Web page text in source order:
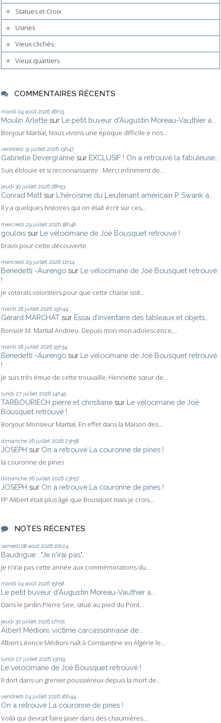
Statues et Croix
Usines
Vieux clichés
Vieux quartiers
COMMENTAIRES RÉCENTS
mardi 04 août 2026 16h13
Moulin Arlette sur Le petit buveur d'Augustin Moreau-Vauthier a...
Bonjour Martial, Nous vivons une époque difficile e nos...
vendredi 31 juillet 2026 13h47
Gabrielle Devergranne sur EXCLUSIF ! On a retrouvé la fabuleuse...
Suis éblouie et si reconnaissante . Merci infiniment de...
jeudi 30 juillet 2026 08h53
Conrad Matt sur L'héroïsme du Lieutenant américain P. Swank à...
Il y a quelques histoires qui on était écrit sur ces...
mercredi 29 juillet 2026 18h48
goulois sur Le vélocimane de Joë Bousquet retrouvé !
bravo pour cette découverte
mercredi 29 juillet 2026 11h14
Benedetti -Aurengo sur Le vélocimane de Joë Bousquet retrouvé
!
Je voterais volontiers pour que cette chaise soit...
mardi 28 juillet 2026 19h44
Gérard MARCHAT sur Essai d'inventaire des tableaux et objets...
Bonsoir M. Martial Andrieu. Depuis mon mon adolescence,...
mardi 28 juillet 2026 15h34
Benedetti -Aurengo sur Le vélocimane de Joë Bousquet retrouvé
!
Je suis très émue de cette trouvaille, Henriette sœur de...
lundi 27 juillet 2026 14h45
TARBOURIECH pierre et christiane sur Le vélocimane de Joë
Bousquet retrouvé !
Bonjour Monsieur Martial, En effet dans la Maison des...
dimanche 26 juillet 2026 23h58
JOSEPH sur On a retrouvé La couronne de pines !
la couronne de pines
dimanche 26 juillet 2026 23h57
JOSEPH sur On a retrouvé La couronne de pines !
FP Alibert était plus âgé que Bousquet mais je crois...
NOTES RÉCENTES
samedi 08 août 2026 10h24
Baudrigue : "Je n'irai pas".
Je n'irai pas cette année aux commémorations du...
mardi 04 août 2026 15h58
Le petit buveur d'Augustin Moreau-Vauthier a...
Dans le Jardin Pierre Sire, situé au pied du Pont...
jeudi 30 juillet 2026 17h01
Albert Médioni, victime carcassonnaise de...
Albert Léonce Médioni naît à Constantine en Algérie le...
lundi 27 juillet 2026 13h19
Le vélocimane de Joë Bousquet retrouvé !
Il dort dans un grenier poussiéreux depuis la mort de...
vendredi 24 juillet 2026 16h44
On a retrouvé La couronne de pines !
Voilà qui devrait faire jaser dans des chaumières....